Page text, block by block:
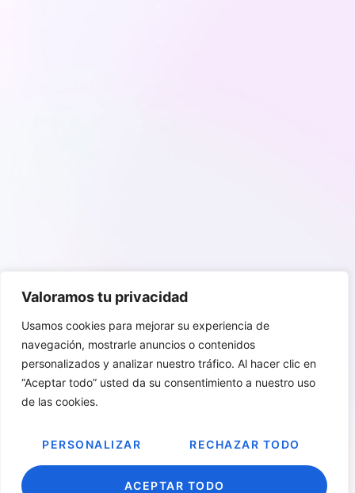
Valoramos tu privacidad
Usamos cookies para mejorar su experiencia de
navegación, mostrarle anuncios o contenidos
personalizados y analizar nuestro tráfico. Al hacer clic en
“Aceptar todo” usted da su consentimiento a nuestro uso
de las cookies.
PERSONALIZAR RECHAZAR TODO
ACEPTAR TODO